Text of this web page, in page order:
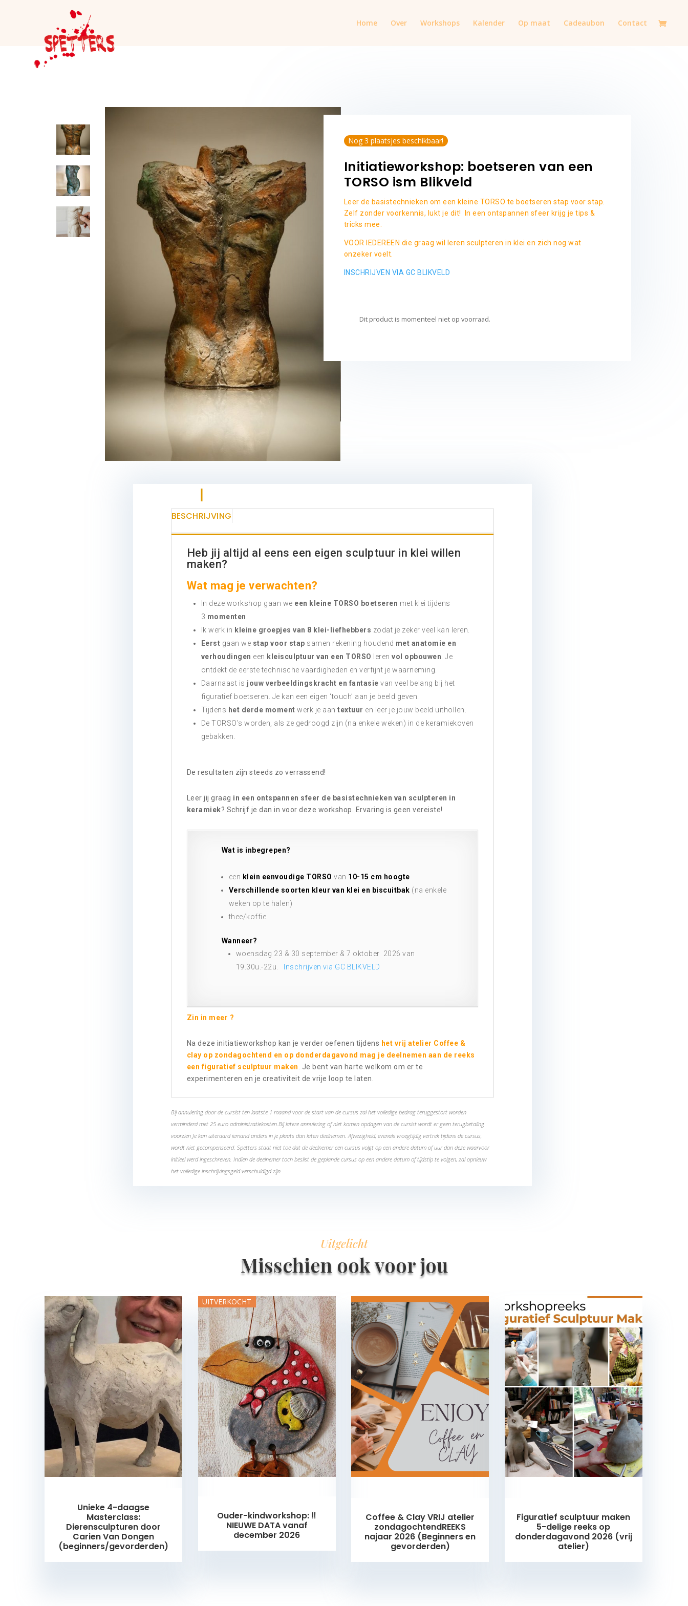
Home Over Workshops Kalender Op maat Cadeaubon Contact
Nog 3 plaatsjes beschikbaar!
Initiatieworkshop: boetseren van een
TORSO ism Blikveld
Leer de basistechnieken om een kleine TORSO te boetseren stap voor stap.
Zelf zonder voorkennis, lukt je dit! In een ontspannen sfeer krijg je tips &
tricks mee.
VOOR IEDEREEN die graag wil leren sculpteren in klei en zich nog wat
onzeker voelt.
INSCHRIJVEN VIA GC BLIKVELD
Dit product is momenteel niet op voorraad.
BESCHRIJVING
Heb jij altijd al eens een eigen sculptuur in klei willen
maken?
Wat mag je verwachten?
In deze workshop gaan we een kleine TORSO boetseren met klei tijdens
3 momenten
Ik werk in kleine groepjes van 8 klei-liefhebbers zodat je zeker veel kan leren.
Eerst gaan we stap voor stap samen rekening houdend met anatomie en
verhoudingen een kleisculptuur van een TORSO lerenvol opbouwen . Je
ontdekt de eerste technische vaardigheden en verfijnt je waarneming.
Daarnaast is jouw verbeeldingskracht en fantasie van veel belang bij het
figuratief boetseren. Je kan een eigen ‘touch’ aan je beeld geven.
Tijdens het derde moment werk je aantextuur en leer je jouw beeld uithollen.
De TORSO's worden, als ze gedroogd zijn (na enkele weken) in de keramiekoven
gebakken.
De resultaten zijn steeds zo verrassend!
Leer jij graag in een ontspannen sfeer de basistechnieken van sculpteren in
keramiek? Schrijf je dan in voor deze workshop. Ervaring is geen vereiste!
Wat is inbegrepen?
een klein eenvoudige TORSO van 10-15 cm hoogte
Verschillende soorten kleur van klei en biscuitbak (na enkele
weken op te halen)
thee/koffie
Wanneer?
woensdag 23 & 30 september & 7 oktober 2026 van
19.30u.-22u.
Inschrijven via GC BLIKVELD
Zin in meer ?
Na deze initiatieworkshop kan je verder oefenen tijdens het vrij atelier Coffee &
clay op zondagochtend en op donderdagavond mag je deelnemen aan de reeks
een figuratief sculptuur maken . Je bent van harte welkom om er te
experimenteren en je creativiteit de vrije loop te laten.
Bij annulering door de cursist ten laatste 1 maand voor de start van de cursus zal het volledige bedrag teruggestort worden
verminderd met 25 euro administratiekosten.Bij latere annulering of niet komen opdagen van de cursist wordt er geen terugbetaling
voorzien Je kan uiteraard iemand anders in je plaats dan laten deelnemen. Afwezigheid, evenals vroegtijdig vertrek tijdens de cursus,
wordt niet gecompenseerd. Spetters staat niet toe dat de deelnemer een cursus volgt op een andere datum of uur dan deze waarvoor
initieel werd ingeschreven. Indien de deelnemer toch beslist de geplande cursus op een andere datum of tijdstip te volgen, zal opnieuw
het volledige inschrijvingsgeld verschuldigd zijn.
Uitgelicht
Misschien ook voor jou
Unieke 4-daagse
Masterclass:
Dierensculpturen door
Carien Van Dongen
(beginners/gevorderden)
UITVERKOCHT
Ouder-kindworkshop: ‼️
NIEUWE DATA vanaf
december 2026
Coffee & Clay VRIJ atelier
zondagochtendREEKS
najaar 2026 (Beginners en
gevorderden)
Figuratief sculptuur maken
5-delige reeks op
donderdagavond 2026 (vrij
atelier)